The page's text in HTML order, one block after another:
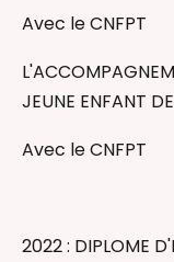
Avec le CNFPT
JEUNE ENFANT
Avec le CNFPT
2022 : DIPLOME